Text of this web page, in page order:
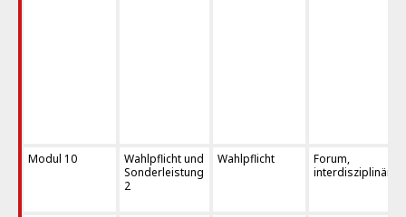
Modul 10
Wahlpflicht und
Sonderleistung
2
Wahlpflicht
Forum,
interdisziplinäre